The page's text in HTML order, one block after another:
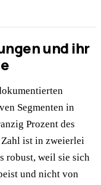
und ihr
Segmenten in
Prozent des
ist in zweierlei
robust, weil sie sich
und nicht von